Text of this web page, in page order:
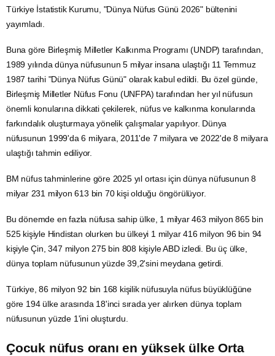
Türkiye İstatistik Kurumu, "Dünya Nüfus Günü 2026" bültenini
yayımladı.
Buna göre Birleşmiş Milletler Kalkınma Programı (UNDP) tarafından,
1989 yılında dünya nüfusunun 5 milyar insana ulaştığı 11 Temmuz
1987 tarihi "Dünya Nüfus Günü" olarak kabul edildi. Bu özel günde,
Birleşmiş Milletler Nüfus Fonu (UNFPA) tarafından her yıl nüfusun
önemli konularına dikkati çekilerek, nüfus ve kalkınma konularında
farkındalık oluşturmaya yönelik çalışmalar yapılıyor. Dünya
nüfusunun 1999'da 6 milyara, 2011'de 7 milyara ve 2022'de 8 milyara
ulaştığı tahmin ediliyor.
BM nüfus tahminlerine göre 2025 yıl ortası için dünya nüfusunun 8
milyar 231 milyon 613 bin 70 kişi olduğu öngörülüyor.
Bu dönemde en fazla nüfusa sahip ülke, 1 milyar 463 milyon 865 bin
525 kişiyle Hindistan olurken bu ülkeyi 1 milyar 416 milyon 96 bin 94
kişiyle Çin, 347 milyon 275 bin 808 kişiyleABDizledi. Bu üç ülke,
dünya toplam nüfusunun yüzde 39,2'sini meydana getirdi.
Türkiye, 86 milyon 92 bin 168 kişilik nüfusuyla nüfus büyüklüğüne
göre 194 ülke arasında 18'inci sırada yer alırken dünya toplam
nüfusunun yüzde 1'ini oluşturdu.
Çocuk nüfus oranı en yüksek ülke Orta